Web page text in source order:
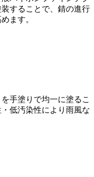
することで、錆の進行
ます。
手塗りで均一に塗るこ
低汚染性により雨風な